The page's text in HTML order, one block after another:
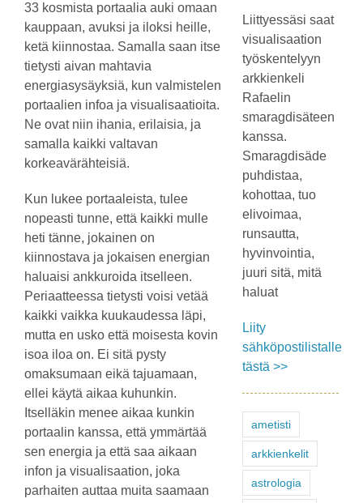
33 kosmista portaalia auki omaan
kauppaan, avuksi ja iloksi heille,
ketä kiinnostaa. Samalla saan itse
tietysti aivan mahtavia
energiasysäyksiä, kun valmistelen
portaalien infoa ja visualisaatioita.
Ne ovat niin ihania, erilaisia, ja
samalla kaikki valtavan
korkeavärähteisiä.
Kun lukee portaaleista, tulee
nopeasti tunne, että kaikki mulle
heti tänne, jokainen on
kiinnostava ja jokaisen energian
haluaisi ankkuroida itselleen.
Periaatteessa tietysti voisi vetää
kaikki vaikka kuukaudessa läpi,
mutta en usko että moisesta kovin
isoa iloa on. Ei sitä pysty
omaksumaan eikä tajuamaan,
ellei käytä aikaa kuhunkin.
Itselläkin menee aikaa kunkin
portaalin kanssa, että ymmärtää
sen energia ja että saa aikaan
infon ja visualisaation, joka
parhaiten auttaa muita saamaan
Liittyessäsi saat
visualisaation
työskentelyyn
arkkienkeli
Rafaelin
smaragdisäteen
kanssa.
Smaragdisäde
puhdistaa,
kohottaa, tuo
elivoimaa,
runsautta,
hyvinvointia,
juuri sitä, mitä
haluat
Liity
sähköpostilistalle
tästä >>
ametisti
arkkienkelit
astrologia